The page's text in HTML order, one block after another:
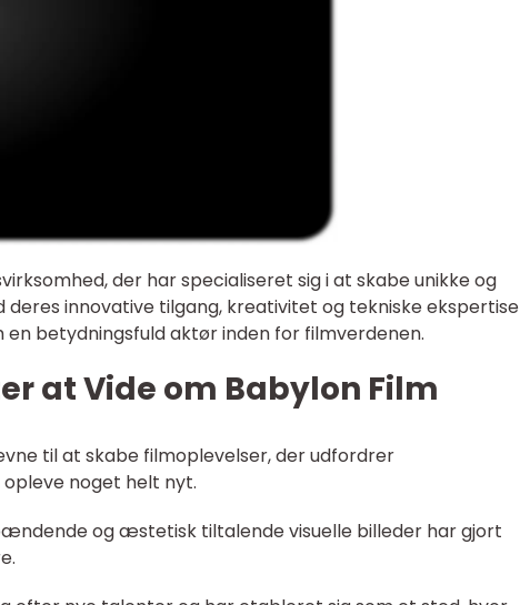
der har specialiseret sig i at skabe unikke og
innovative tilgang, kreativitet og tekniske ekspertise
betydningsfuld aktør inden for filmverdenen.
at Vide om Babylon Film
til at skabe filmoplevelser, der udfordrer
noget helt nyt.
og æstetisk tiltalende visuelle billeder har gjort